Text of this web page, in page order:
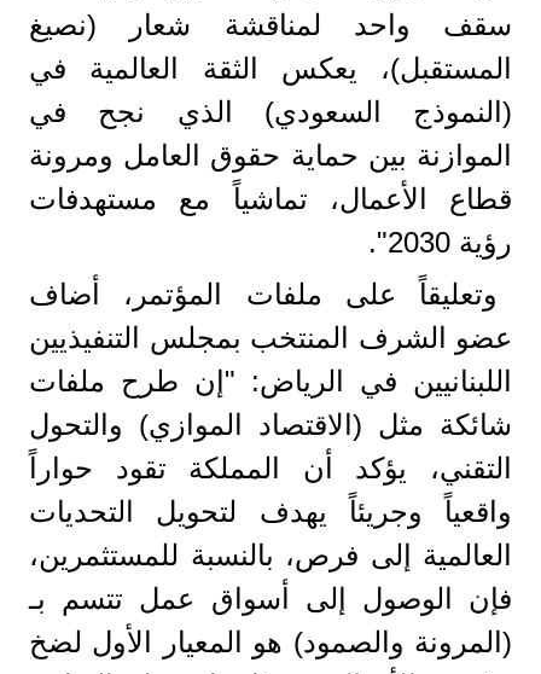
سقف واحد لمناقشة شعار (نصيغ
المستقبل)، يعكس الثقة العالمية في
(النموذج السعودي) الذي نجح في
الموازنة بين حماية حقوق العامل ومرونة
قطاع الأعمال، تماشياً مع مستهدفات
رؤية 2030".
وتعليقاً على ملفات المؤتمر، أضاف
عضو الشرف المنتخب بمجلس التنفيذيين
اللبنانيين في الرياض: "إن طرح ملفات
شائكة مثل (الاقتصاد الموازي) والتحول
التقني، يؤكد أن المملكة تقود حواراً
واقعياً وجريئاً يهدف لتحويل التحديات
العالمية إلى فرص، بالنسبة للمستثمرين،
فإن الوصول إلى أسواق عمل تتسم بـ
(المرونة والصمود) هو المعيار الأول لضخ